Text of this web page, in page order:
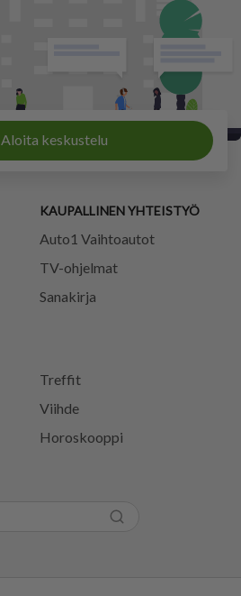
Aloita keskustelu
Treffit
Viihde
Horoskooppi
KAUPALLINEN YHTEISTYÖ
Auto1 Vaihtoautot
TV-ohjelmat
Sanakirja